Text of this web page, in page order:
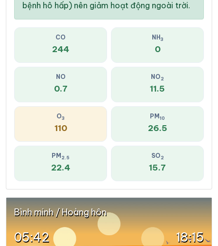
bệnh hô hấp) nên giảm hoạt động ngoài trời.
CO
244
NH 3
0
NO
0.7
NO2
11.5
O3
110
PM 10
26.5
PM 2.5
22.4
SO2
15.7
Bình minh / Hoàng hôn
05:42 18:15